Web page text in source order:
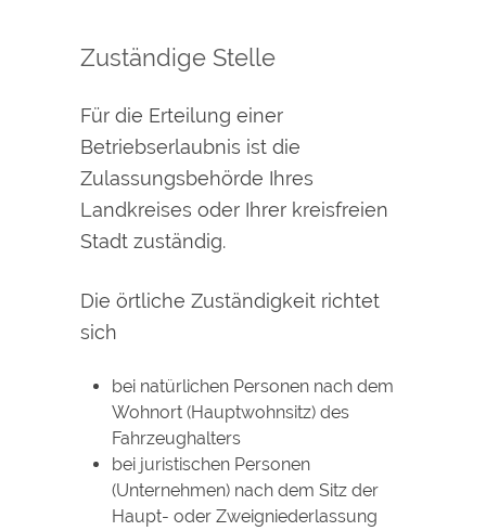
Zuständige Stelle
Für die Erteilung einer
Betriebserlaubnis ist die
Zulassungsbehörde Ihres
Landkreises oder Ihrer kreisfreien
Stadt zuständig.
Die örtliche Zuständigkeit richtet
sich
bei natürlichen Personen nach dem
Wohnort (Hauptwohnsitz) des
Fahrzeughalters
bei juristischen Personen
(Unternehmen) nach dem Sitz der
Haupt- oder Zweigniederlassung